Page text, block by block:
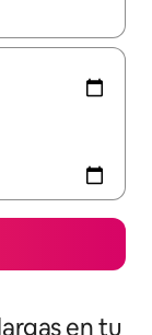
navegar
en tu